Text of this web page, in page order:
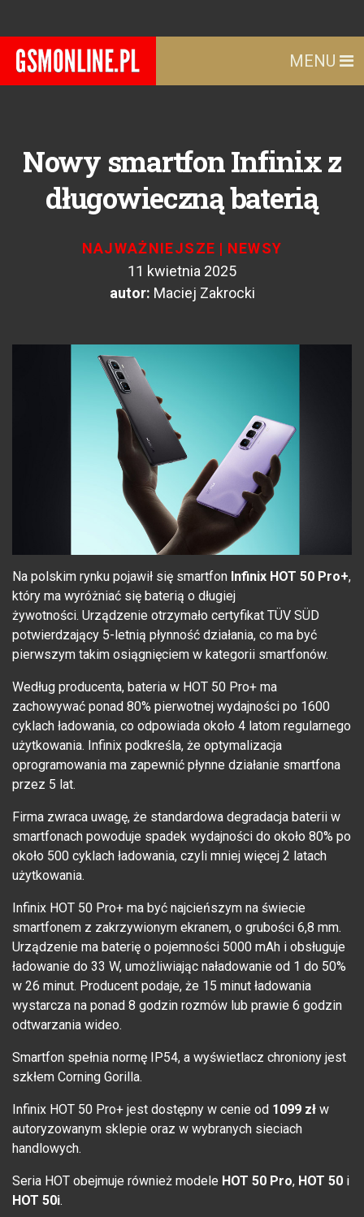
MENU
Nowy smartfon Infinix z
długowieczną baterią
NAJWAŻNIEJSZE | NEWSY
11 kwietnia 2025
autor: Maciej Zakrocki
Na polskim rynku pojawił się smartfon Infinix HOT 50 Pro+,
który ma wyróżniać się baterią o długiej
żywotności. Urządzenie otrzymało certyfikat TÜV SÜD
potwierdzający 5-letnią płynność działania, co ma być
pierwszym takim osiągnięciem w kategorii smartfonów.
Według producenta, bateria w HOT 50 Pro+ ma
zachowywać ponad 80% pierwotnej wydajności po 1600
cyklach ładowania, co odpowiada około 4 latom regularnego
użytkowania. Infinix podkreśla, że optymalizacja
oprogramowania ma zapewnić płynne działanie smartfona
przez 5 lat.
Firma zwraca uwagę, że standardowa degradacja baterii w
smartfonach powoduje spadek wydajności do około 80% po
około 500 cyklach ładowania, czyli mniej więcej 2 latach
użytkowania.
Infinix HOT 50 Pro+ ma być najcieńszym na świecie
smartfonem z zakrzywionym ekranem, o grubości 6,8 mm.
Urządzenie ma baterię o pojemności 5000 mAh i obsługuje
ładowanie do 33 W, umożliwiając naładowanie od 1 do 50%
w 26 minut. Producent podaje, że 15 minut ładowania
wystarcza na ponad 8 godzin rozmów lub prawie 6 godzin
odtwarzania wideo.
Smartfon spełnia normę IP54, a wyświetlacz chroniony jest
szkłem Corning Gorilla.
Infinix HOT 50 Pro+ jest dostępny w cenie od 1099 zł w
autoryzowanym sklepie oraz w wybranych sieciach
handlowych.
Seria HOT obejmuje również modele HOT 50 Pro, HOT 50 i
HOT 50i.